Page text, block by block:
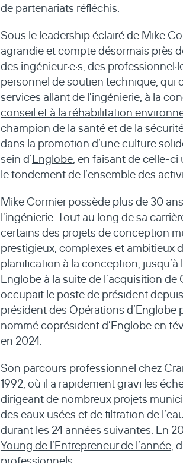
de partenariats réfléchis.
Sous le leadership éclairé de Mike
agrandie et compte désormais près
des ingénieur·e·s, des
personnel de soutien technique, qui
services allant de l'ingénierie, à la
conseil et à la réhabilitation
champion de la santé et de la
dans la promotion d’une culture
sein d’Englobe, en faisant de celle-
le fondement de l’ensemble des
Mike Cormier possède plus de 30
l’ingénierie. Tout au long de sa
certains des projets de conception
prestigieux, complexes et ambitieux
planification à la conception,
Englobeà la suite de l’acquisition de
occupait le poste de président
président des Opérations d’Englobe
nommé coprésident d’Englobeen
en 2024.
Son parcours professionnel chez
1992, où il a rapidement gravi les
dirigeant de nombreux projets
des eaux usées et de filtration de
durant les 24 années suivantes. En
Young de l’Entrepreneur de l’année,